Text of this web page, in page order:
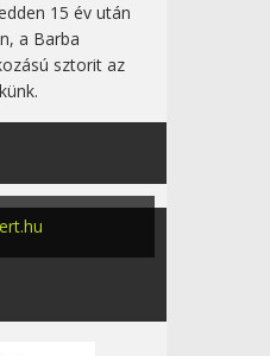
15 év után
a Barba
sztorit az